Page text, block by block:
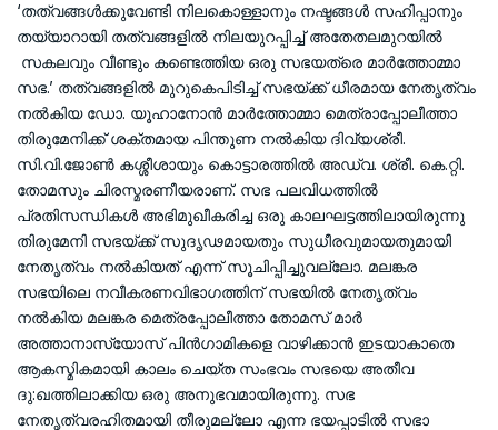
‘തത്വങ്ങള്‍ക്കുവേണ്ടി നിലകൊള്ളാനും നഷ്ടങ്ങള്‍ സഹിപ്പാനും
തയ്യാറായി തത്വങ്ങളില്‍ നിലയുറപ്പിച്ച് അതേതലമുറയില്‍
സകലവും വീണ്ടും കണ്ടെത്തിയ ഒരു സഭയത്രെ മാര്‍ത്തോമ്മാ
സഭ.’ തത്വങ്ങളില്‍ മുറുകെപിടിച്ച് സഭയ്ക്ക് ധീരമായ നേതൃത്വം
നല്‍കിയ ഡോ. യൂഹാനോന്‍ മാര്‍ത്തോമ്മാ മെത്രാപ്പോലീത്താ
തിരുമേനിക്ക് ശക്തമായ പിന്തുണ നല്‍കിയ ദിവ്യശ്രീ.
സി.വി.ജോണ്‍ കശ്ശീശായും കൊട്ടാരത്തില്‍ അഡ്വ. ശ്രീ. കെ.റ്റി.
തോമസും ചിരസ്മരണീയരാണ്. സഭ പലവിധത്തില്‍
പ്രതിസന്ധികള്‍ അഭിമുഖീകരിച്ച ഒരു കാലഘട്ടത്തിലായിരുന്നു
തിരുമേനി സഭയ്ക്ക് സുദൃഢമായതും സുധീരവുമായതുമായി
നേതൃത്വം നല്‍കിയത് എന്ന് സൂചിപ്പിച്ചുവല്ലോ. മലങ്കര
സഭയിലെ നവീകരണവിഭാഗത്തിന് സഭയില്‍ നേതൃത്വം
നല്‍കിയ മലങ്കര മെത്രപ്പോലീത്താ തോമസ് മാര്‍
അത്താനാസ്യോസ് പിന്‍ഗാമികളെ വാഴിക്കാന്‍ ഇടയാകാതെ
ആകസ്മികമായി കാലം ചെയ്ത സംഭവം സഭയെ അതീവ
ദു:ഖത്തിലാക്കിയ ഒരു അനുഭവമായിരുന്നു. സഭ
നേതൃത്വരഹിതമായി തീരുമല്ലോ എന്ന ഭയപ്പാടില്‍ സഭാ